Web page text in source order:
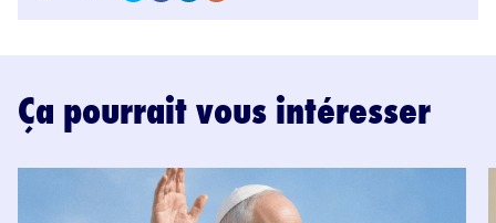
Ça pourrait vous intéresser